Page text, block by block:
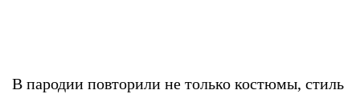
В пародии повторили не только костюмы, стиль